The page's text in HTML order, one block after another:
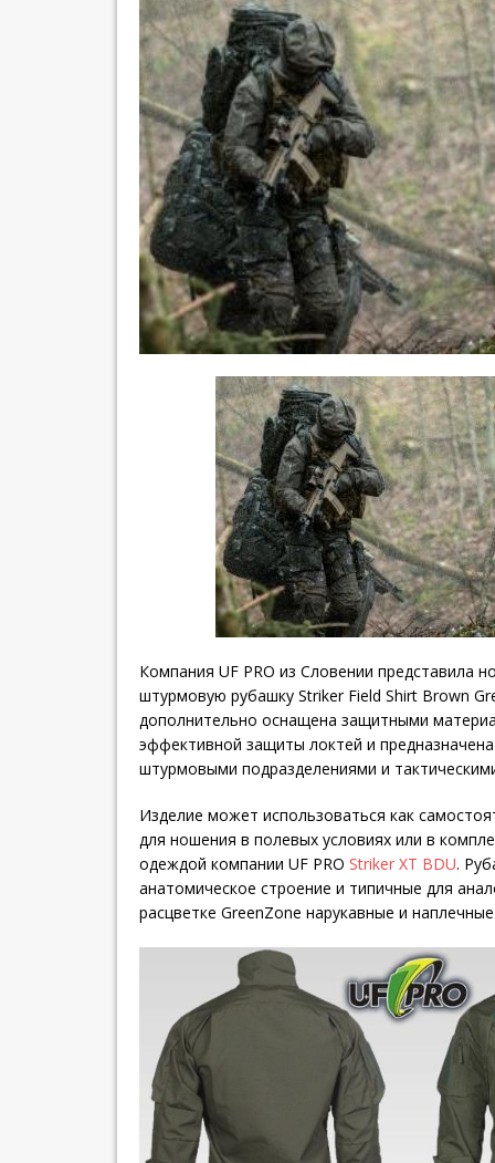
Компания UF PRO из Словении представила
штурмовую рубашку Striker Field Shirt Brown
дополнительно оснащена защитными
эффективной защиты локтей и
штурмовыми подразделениями и
Изделие может использоваться как
для ношения в полевых условиях или в
одеждой компании UF PRO Striker XT BDU.
анатомическое строение и типичные для
расцветке GreenZone нарукавные и